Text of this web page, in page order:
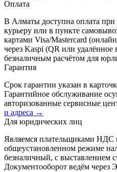
Оплата
В Алматы доступна оплата
курьеру или в пункте
картами Visa/Mastercard
через Kaspi (QR или удалённое
безналичным расчётом для
Гарантия
Срок гарантии указан в
Гарантийное обслуживание
авторизованные сервисные
и адреса →
Для юридических лиц
Являемся плательщиками НДС
общеустановленном режиме
безналичный, с выставлением
Документооборот ведём